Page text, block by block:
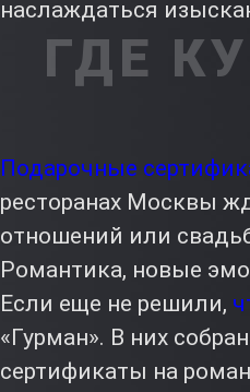
наслаждаться
ГДЕ
Подарочные
ресторанах Москвы
отношений или
Романтика, новые
Если еще не решили,
«Гурман». В них
сертификаты на